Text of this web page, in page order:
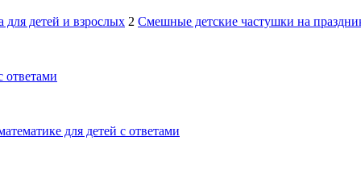
детей и взрослых 2 Смешные детские частушки на
ответами
для детей с ответами